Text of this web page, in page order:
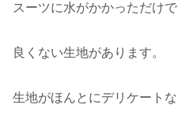
スーツに水がかかっただけで
良くない生地があります。
生地がほんとにデリケートな